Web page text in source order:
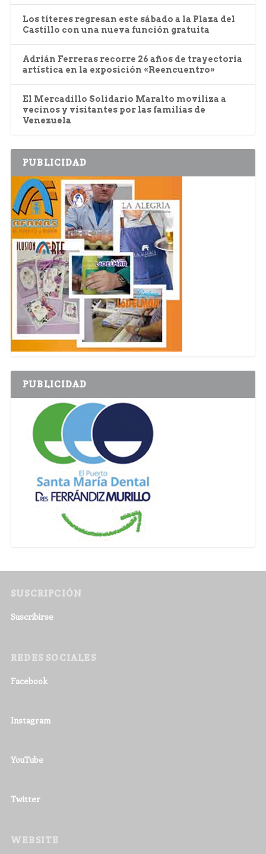
Los títeres regresan este sábado a la Plaza del
Castillo con una nueva función gratuita
Adrián Ferreras recorre 26 años de trayectoria
artística en la exposición «Reencuentro»
El Mercadillo Solidario Maralto moviliza a
vecinos y visitantes por las familias de
Venezuela
PUBLICIDAD
PUBLICIDAD
SUSCRIPCIÓN
Suscribirse
REDES SOCIALES
Facebook
Instagram
YouTube
Twitter
WEBSITE